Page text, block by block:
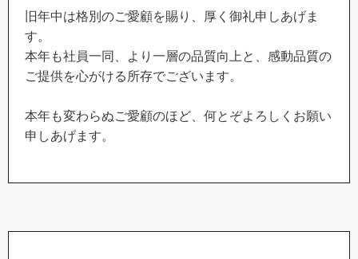
旧年中は格別のご愛顧を賜り、厚く御礼申しあげま
す。
本年も社員一同、より一層の品質向上と、感動品質の
ご提供を心がける所存でございます。
本年も変わらぬご愛顧のほど、何とぞよろしくお願い
申しあげます。